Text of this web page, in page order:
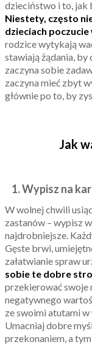
dzieciństwo i to, jak
Niestety, często
dzieciach
rodzice wytykają
stawiają żądania, by
zaczyna sobie
zaczyna mieć zbyt
głównie po to, by
Jak
1. Wypisz na
W wolnej chwili
zastanów – wypisz
najdrobniejsze.
Gęste brwi,
załatwianie spraw
sobie te dobre
przekierować swoje
negatywnego
ze swoimi atutami
Umacniaj dobre
przekonaniem, a